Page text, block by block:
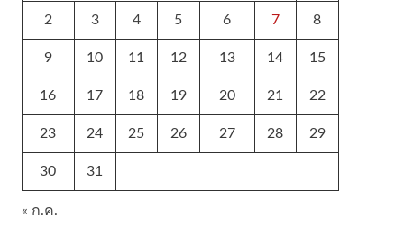
2 3 4 5 6 7 8
9 10 11 12 13 14 15
16 17 18 19 20 21 22
23 24 25 26 27 28 29
30 31
« ก.ค.